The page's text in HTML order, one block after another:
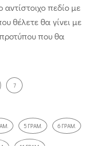
πεδίο με
θέλετε θα γίνει με
που θα
7
5 ΓΡΆΜ. 6 ΓΡΆΜ.